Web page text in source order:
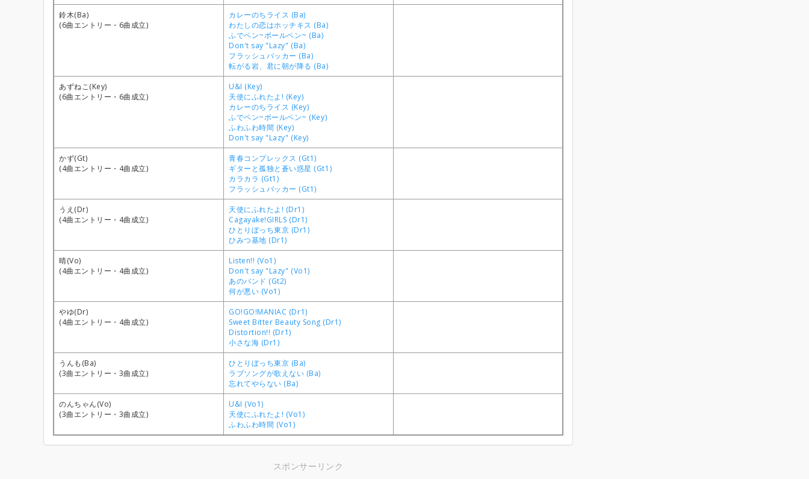
鈴木(Ba)
(6曲エントリー・6曲成立)
カレーのちライス (Ba)
わたしの恋はホッチキス (Ba)
ふでペン~ボールペン~ (Ba)
Don't say "Lazy" (Ba)
フラッシュバッカー (Ba)
転がる岩、君に朝が降る (Ba)
あずねこ(Key)
(6曲エントリー・6曲成立)
U&I (Key)
天使にふれたよ! (Key)
カレーのちライス (Key)
ふでペン~ボールペン~ (Key)
ふわふわ時間 (Key)
Don't say "Lazy" (Key)
かず(Gt)
(4曲エントリー・4曲成立)
青春コンプレックス (Gt1)
ギターと孤独と蒼い惑星 (Gt1)
カラカラ (Gt1)
フラッシュバッカー (Gt1)
うえ(Dr)
(4曲エントリー・4曲成立)
天使にふれたよ! (Dr1)
Cagayake!GIRLS (Dr1)
ひとりぼっち東京 (Dr1)
ひみつ基地 (Dr1)
晴(Vo)
(4曲エントリー・4曲成立)
Listen!! (Vo1)
Don't say "Lazy" (Vo1)
あのバンド (Gt2)
何が悪い (Vo1)
やゆ(Dr)
(4曲エントリー・4曲成立)
GO!GO!MANIAC (Dr1)
Sweet Bitter Beauty Song (Dr1)
Distortion!! (Dr1)
小さな海 (Dr1)
うんも(Ba)
(3曲エントリー・3曲成立)
ひとりぼっち東京 (Ba)
ラブソングが歌えない (Ba)
忘れてやらない (Ba)
のんちゃん(Vo)
(3曲エントリー・3曲成立)
U&I (Vo1)
天使にふれたよ! (Vo1)
ふわふわ時間 (Vo1)
スポンサーリンク